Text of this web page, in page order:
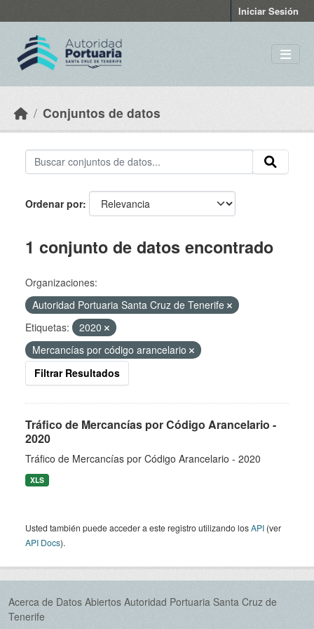
Iniciar Sesión
Conjuntos de datos
Ordenar por
1 conjunto de datos encontrado
Organizaciones:
Autoridad Portuaria Santa Cruz de Tenerife
Etiquetas:
2020
Mercancías por código arancelario
Filtrar Resultados
Tráfico de Mercancías por Código Arancelario -
2020
Tráfico de Mercancías por Código Arancelario - 2020
XLS
Usted también puede acceder a este registro utilizando losAPI (ver
API Docs).
Acerca de Datos Abiertos Autoridad Portuaria Santa Cruz de
Tenerife